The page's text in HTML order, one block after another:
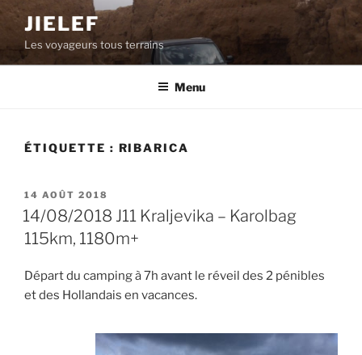
Aller
contenu
principal
JIELEF
Les voyageurs tous terrains
Menu
ÉTIQUETTE : RIBARICA
PUBLIÉ
LE
14 AOÛT 2018
14/08/2018 J11 Kraljevika – Karolbag
115km, 1180m+
Départ du camping à 7h avant le réveil des 2 pénibles
et des Hollandais en vacances.